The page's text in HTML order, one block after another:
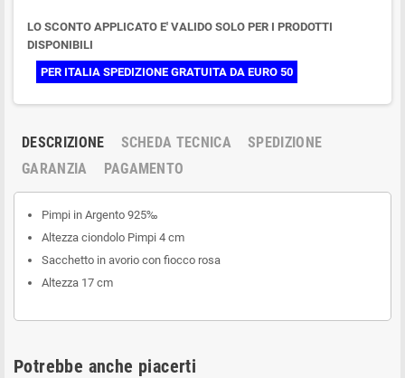
LO SCONTO APPLICATO E' VALIDO SOLO PER I PRODOTTI
DISPONIBILI
PER ITALIA SPEDIZIONE GRATUITA DA EURO 50
DESCRIZIONE SCHEDA TECNICA
SPEDIZIONE
GARANZIA
PAGAMENTO
Pimpi in Argento 925‰
Altezza ciondolo Pimpi 4 cm
Sacchetto in avorio con fiocco rosa
Altezza 17 cm
Potrebbe anche piacerti